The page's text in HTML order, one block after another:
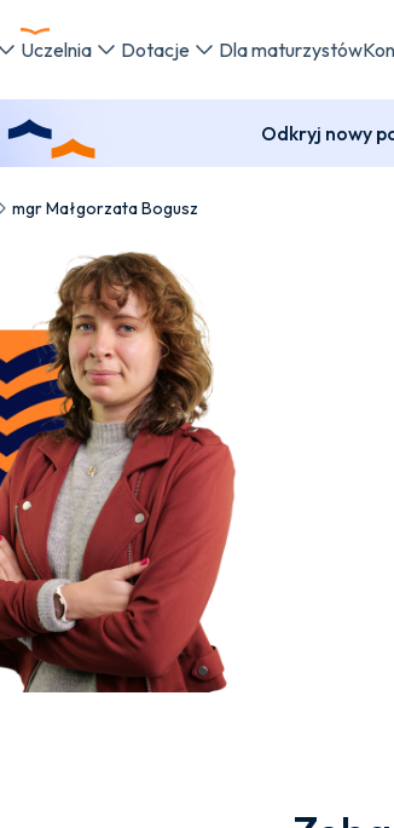
Uczelnia Dotacje Dla maturzystów
Odkryj nowy
mgr Małgorzata Bogusz